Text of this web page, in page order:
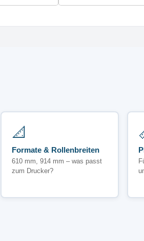
📐
Formate & Rollenbreiten
610 mm, 914 mm – was passt
zum Drucker?